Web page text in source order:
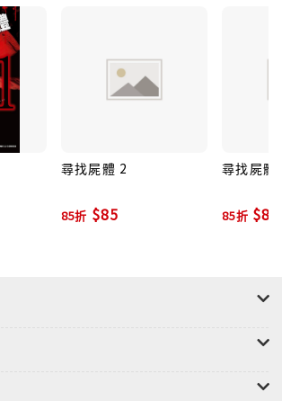
尋找屍體 2
85折 $85
尋找屍體
85折 $85